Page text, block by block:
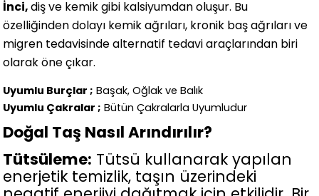
İnci,diş ve kemik gibi kalsiyumdan oluşur. Bu
özelliğinden dolayı kemik ağrıları, kronik baş ağrıları ve
migren tedavisinde alternatif tedavi araçlarından biri
olarak öne çıkar.
Uyumlu Burçlar ; Başak, Oğlak ve Balık
Uyumlu Çakralar ; Bütün Çakralarla Uyumludur
Doğal Taş Nasıl Arındırılır?
Tütsüleme: Tütsü kullanarak yapılan
enerjetik temizlik, taşın üzerindeki